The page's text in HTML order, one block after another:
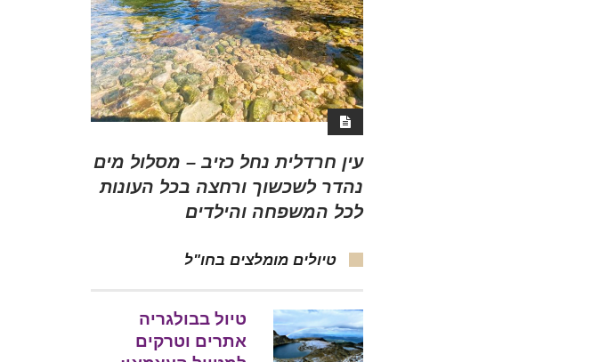
עין חרדלית נחל כזיב – מסלול מים
נהדר לשכשוך ורחצה בכל העונות
לכל המשפחה והילדים
טיולים מומלצים בחו"ל
טיול בבולגריה
אתרים וטרקים